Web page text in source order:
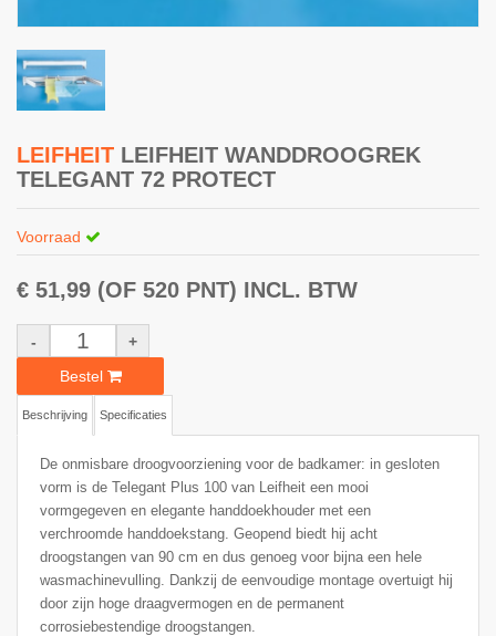
LEIFHEIT LEIFHEIT WANDDROOGREK
TELEGANT 72 PROTECT
Voorraad
€ 51,99 (OF 520 PNT) INCL. BTW
-
+
Bestel
Beschrijving Specificaties
De onmisbare droogvoorziening voor de badkamer: in gesloten
vorm is de Telegant Plus 100 van Leifheit een mooi
vormgegeven en elegante handdoekhouder met een
verchroomde handdoekstang. Geopend biedt hij acht
droogstangen van 90 cm en dus genoeg voor bijna een hele
wasmachinevulling. Dankzij de eenvoudige montage overtuigt hij
door zijn hoge draagvermogen en de permanent
corrosiebestendige droogstangen.